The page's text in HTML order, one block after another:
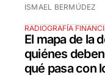
ISMAEL BERMÚDEZ
RADIOGRAFÍA
El mapa de la
quiénes
qué pasa con